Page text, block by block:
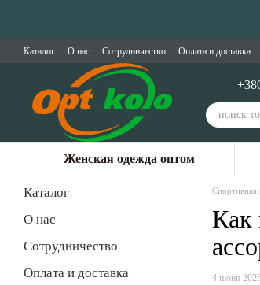
Каталог О нас Сотрудничество Оплата и доставка
Женская одежда оптом
Спортивная
Как
4 июня
Каталог
О нас
Сотрудничество
Оплата и доставка